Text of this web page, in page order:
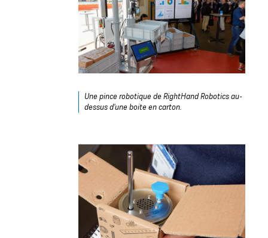
Une pince robotique de RightHand Robotics au-
dessus d'une boite en carton.